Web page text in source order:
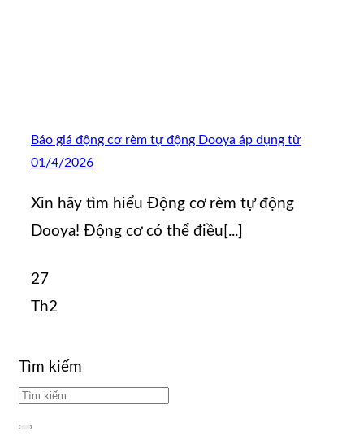
Báo giá động cơ rèm tự động Dooya áp dụng từ
01/4/2026
Xin hãy tìm hiểu Động cơ rèm tự động
Dooya! Động cơ có thể điều[...]
27
Th2
Tìm kiếm